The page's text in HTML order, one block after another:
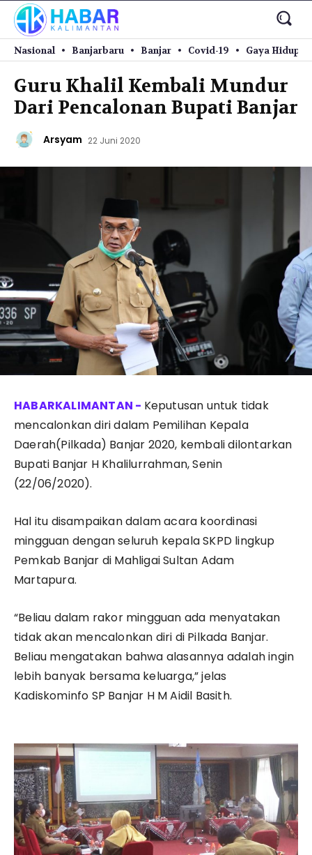
Nasional Banjarbaru Banjar Covid-19 Gaya Hidup
Guru Khalil Kembali Mundur
Dari Pencalonan Bupati Banjar
Arsyam 22 Juni 2020
Keputusan untuk tidak
mencalonkan diri dalam Pemilihan Kepala
Daerah(Pilkada) Banjar 2020, kembali dilontarkan
Bupati Banjar H Khalilurrahman, Senin
(22/06/2020).
Hal itu disampaikan dalam acara koordinasi
mingguan dengan seluruh kepala SKPD lingkup
Pemkab Banjar di Mahligai Sultan Adam
Martapura.
“Beliau dalam rakor mingguan ada menyatakan
tidak akan mencalonkan diri di Pilkada Banjar.
Beliau mengatakan bahwa alasannya adalah ingin
lebih banyak bersama keluarga,” jelas
Kadiskominfo SP Banjar H M Aidil Basith.